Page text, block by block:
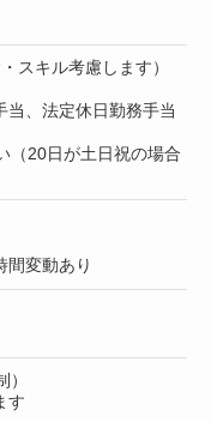
スキル考慮します）
当、法定休日勤務手当
20日が土日祝の場合
変動あり
す